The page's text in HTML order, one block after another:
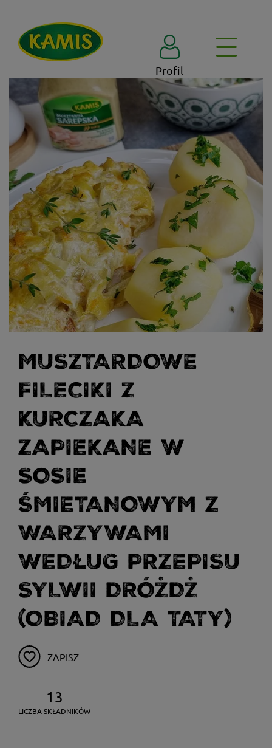
Profil
MUSZTARDOWE
FILECIKI Z
KURCZAKA
ZAPIEKANE W
SOSIE
ŚMIETANOWYM Z
WARZYWAMI
WEDŁUG PRZEPISU
SYLWII DRÓŻDŻ
(OBIAD DLA TATY)
ZAPISZ
13
LICZBA SKŁADNIKÓW